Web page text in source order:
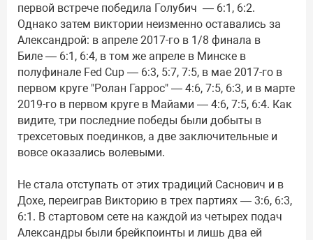
первой встрече победила Голубич — 6:1, 6:2.
Однако затем виктории неизменно оставались за
Александрой: в апреле 2017-го в 1/8 финала в
Биле — 6:1, 6:4, в том же апреле в Минске в
полуфинале Fed Cup — 6:3, 5:7, 7:5, в мае 2017-го в
первом круге "Ролан Гаррос" — 4:6, 7:5, 6:3, и в марте
2019-го в первом круге в Майами — 4:6, 7:5, 6:4. Как
видите, три последние победы были добыты в
трехсетовых поединков, а две заключительные и
вовсе оказались волевыми.
Не стала отступать от этих традиций Саснович и в
Дохе, переиграв Викторию в трех партиях — 3:6, 6:3,
6:1. В стартовом сете на каждой из четырех подач
Александры были брейкпоинты и лишь два ей